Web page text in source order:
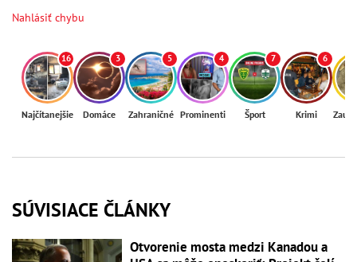
Nahlásiť chybu
16
Najčítanejšie
3
Domáce
5
Zahraničné
4
Prominenti
7
Šport
6
Krimi
SÚVISIACE ČLÁNKY
Otvorenie mosta medzi Kanadou a